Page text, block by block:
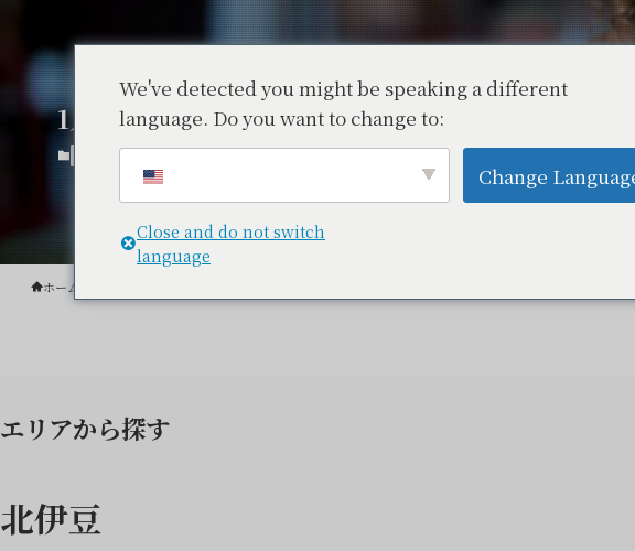
1人からでも気軽に行ける – 飲食店
食べる【ピックアップ】
ホーム
エリアから探す
北伊豆
We've detected you might be speaking a different
language. Do you want to change to:
Change
Close and do not switch
language